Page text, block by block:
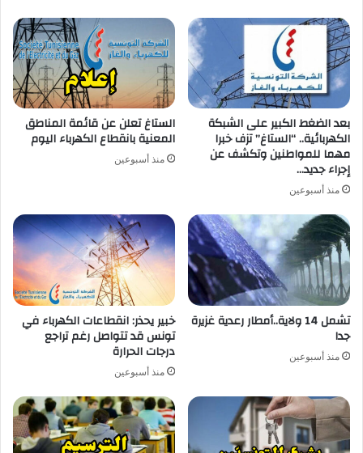
بعد الضغط الكبير على الشبكة
الكهربائية.. “الستاغ” تزف خبرا
مهما للمواطنين وتكشف عن
إجراء جديد…
منذ أسبوعين
الستاغ تعلن عن قائمة المناطق
المعنية بانقطاع الكهرباء اليوم
منذ أسبوعين
تشمل 14 ولاية..أمطار رعدية غزيرة
جدا
منذ أسبوعين
خبير يحذر: انقطاعات الكهرباء في
تونس قد تتواصل رغم تراجع
درجات الحرارة
منذ أسبوعين